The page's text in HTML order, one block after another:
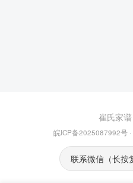
崔氏家谱
皖ICP备2025087992号·
联系微信（长按